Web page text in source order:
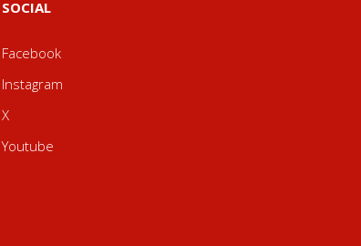
SOCIAL
Facebook
Instagram
X
Youtube